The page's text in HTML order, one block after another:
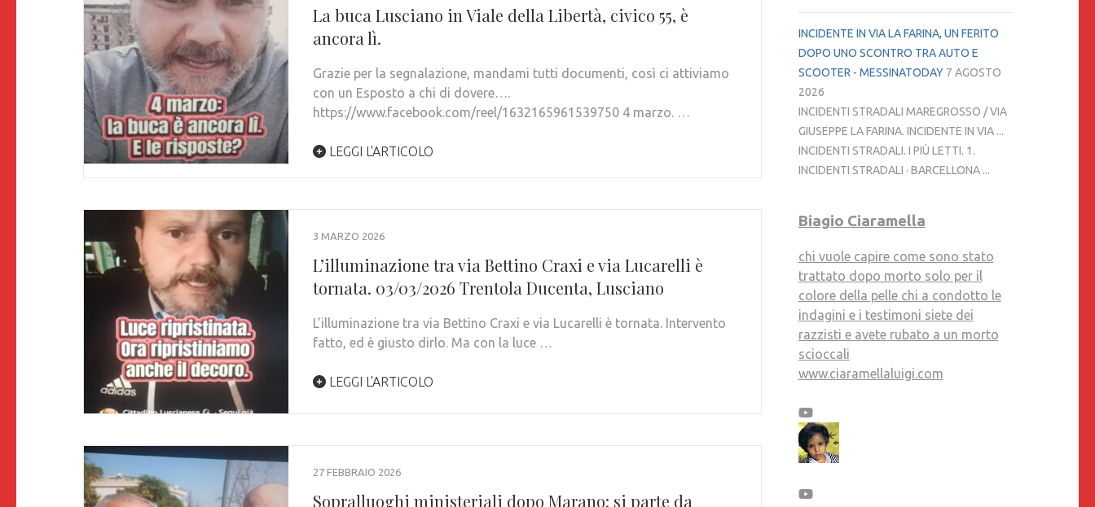
La buca Lusciano in Viale della Libertà, civico 55, è
ancora lì.
Grazie per la segnalazione, mandami tutti documenti, così ci attiviamo
con un Esposto a chi di dovere….
https://www.facebook.com/reel/1632165961539750 4 marzo. …
LEGGI L'ARTICOLO
3 MARZO 2026
L’illuminazione tra via Bettino Craxi e via Lucarelli è
tornata. 03/03/2026 Trentola Ducenta, Lusciano
L’illuminazione tra via Bettino Craxi e via Lucarelli è tornata. Intervento
fatto, ed è giusto dirlo. Ma con la luce …
LEGGI L'ARTICOLO
27 FEBBRAIO 2026
Sopralluoghi ministeriali dopo Marano: si parte da
INCIDENTE IN VIA LA FARINA, UN FERITO
DOPO UNO SCONTRO TRA AUTO E
SCOOTER - MESSINATODAY 7 AGOSTO
2026
INCIDENTI STRADALI MAREGROSSO / VIA
GIUSEPPE LA FARINA. INCIDENTE IN VIA ...
INCIDENTI STRADALI. I PIÙ LETTI. 1.
INCIDENTI STRADALI · BARCELLONA ...
Biagio Ciaramella
chi vuole capire come sono stato
trattato dopo morto solo per il
colore della pelle chi a condotto le
indagini e i testimoni siete dei
razzisti e avete rubato a un morto
scioccali
www.ciaramellaluigi.com